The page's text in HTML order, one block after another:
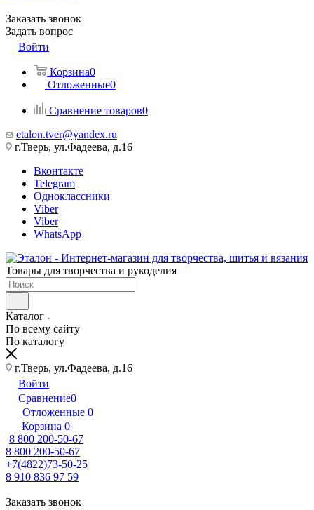
Заказать звонок
Задать вопрос
Войти
Корзина0
Отложенные0
Сравнение товаров0
etalon.tver@yandex.ru
г.Тверь, ул.Фадеева, д.16
Вконтакте
Telegram
Одноклассники
Viber
Viber
WhatsApp
Товары для творчества и рукоделия
Каталог
По всему сайту
По каталогу
г.Тверь, ул.Фадеева, д.16
Войти
Сравнение0
Отложенные 0
Корзина 0
8 800 200-50-67
8 800 200-50-67
+7(4822)73-50-25
8 910 836 97 59
Заказать звонок